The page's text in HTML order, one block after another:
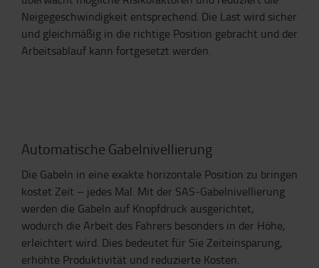
Neigegeschwindigkeit entsprechend. Die Last wird sicher
und gleichmäßig in die richtige Position gebracht und der
Arbeitsablauf kann fortgesetzt werden.
Automatische Gabelnivellierung
Die Gabeln in eine exakte horizontale Position zu bringen
kostet Zeit – jedes Mal. Mit der SAS-Gabelnivellierung
werden die Gabeln auf Knopfdruck ausgerichtet,
wodurch die Arbeit des Fahrers besonders in der Höhe,
erleichtert wird. Dies bedeutet für Sie Zeiteinsparung,
erhöhte Produktivität und reduzierte Kosten.